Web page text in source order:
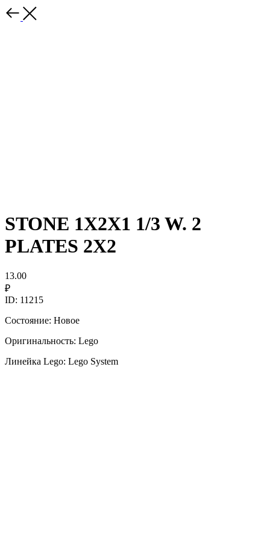
STONE 1X2X1 1/3 W. 2
PLATES 2X2
13.00
₽
ID: 11215
Состояние: Новое
Оригинальность: Lego
Линейка Lego: Lego System